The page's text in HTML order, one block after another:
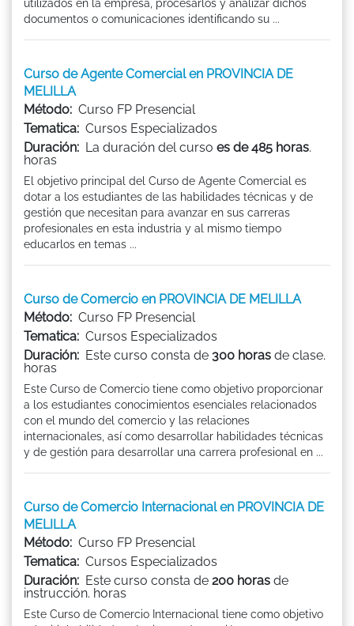
utilizados en la empresa, procesarlos y analizar dichos
documentos o comunicaciones identificando su ...
Curso de Agente Comercial en PROVINCIA DE
MELILLA
Método: Curso FP Presencial
Tematica: Cursos Especializados
Duración: La duración del curso es de 485 horas.
horas
El objetivo principal del Curso de Agente Comercial es
dotar a los estudiantes de las habilidades técnicas y de
gestión que necesitan para avanzar en sus carreras
profesionales en esta industria y al mismo tiempo
educarlos en temas ...
Curso de Comercio en PROVINCIA DE MELILLA
Método: Curso FP Presencial
Tematica: Cursos Especializados
Duración: Este curso consta de 300 horas de clase.
horas
Este Curso de Comercio tiene como objetivo proporcionar
a los estudiantes conocimientos esenciales relacionados
con el mundo del comercio y las relaciones
internacionales, así como desarrollar habilidades técnicas
y de gestión para desarrollar una carrera profesional en ...
Curso de Comercio Internacional en PROVINCIA DE
MELILLA
Método: Curso FP Presencial
Tematica: Cursos Especializados
Duración: Este curso consta de 200 horas de
instrucción. horas
Este Curso de Comercio Internacional tiene como objetivo